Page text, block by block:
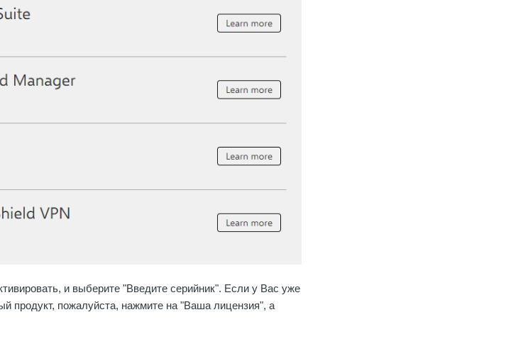
и выберите "Введите серийник". Если у Вас уже
продукт, пожалуйста, нажмите на "Ваша лицензия", а